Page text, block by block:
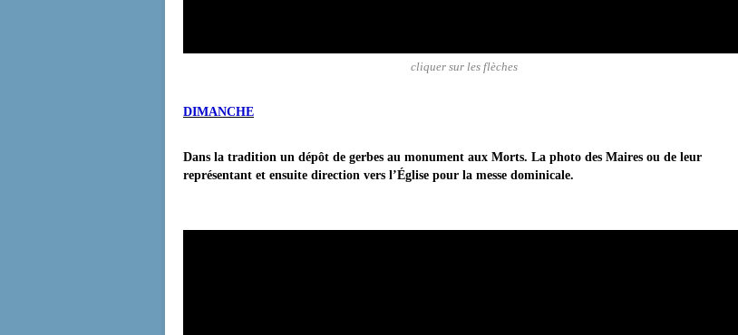
cliquer sur les flèches
DIMANCHE
Dans la tradition un dépôt de gerbes au monument aux Morts. La photo des Maires ou de leur
représentant et ensuite direction vers l’Église pour la messe dominicale.